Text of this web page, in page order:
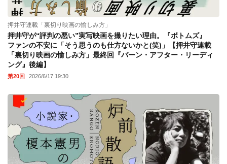
押井守連載「裏切り映画の愉しみ方」
押井守が“評判の悪い”実写映画を撮りたい理由。『ボトムズ』
ファンの不安に「そう思うのも仕方ないかと(笑)」【押井守連載
「裏切り映画の愉しみ方」最終回『バーン・アフター・リーディ
ング』後編】
第20回 2026/6/17 19:30